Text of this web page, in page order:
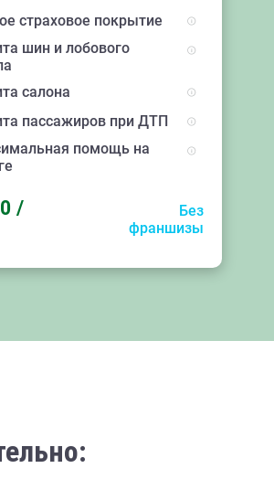
страховое покрытие
шин и лобового
салона
пассажиров при ДТП
помощь на
/
Без
франшизы